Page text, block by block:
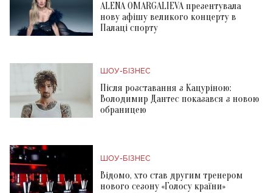
ALENA OMARGALIEVA презентувала
нову афішу великого концерту в
Палаці спорту
ШОУ-БІЗНЕС
Після розставання з Кацуріною:
Володимир Дантес показався з новою
обраницею
ШОУ-БІЗНЕС
Відомо, хто став другим тренером
нового сезону «Голосу країни»